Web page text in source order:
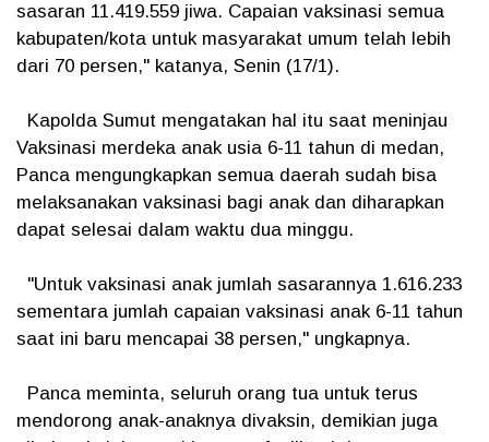
sasaran 11.419.559 jiwa. Capaian vaksinasi semua
kabupaten/kota untuk masyarakat umum telah lebih
dari 70 persen," katanya, Senin (17/1).
Kapolda Sumut mengatakan hal itu saat meninjau
Vaksinasi merdeka anak usia 6-11 tahun di medan,
Panca mengungkapkan semua daerah sudah bisa
melaksanakan vaksinasi bagi anak dan diharapkan
dapat selesai dalam waktu dua minggu.
"Untuk vaksinasi anak jumlah sasarannya 1.616.233
sementara jumlah capaian vaksinasi anak 6-11 tahun
saat ini baru mencapai 38 persen," ungkapnya.
Panca meminta, seluruh orang tua untuk terus
mendorong anak-anaknya divaksin, demikian juga